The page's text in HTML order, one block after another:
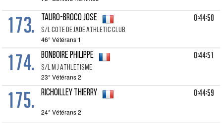
173. TAURO-BROCQ Jose
S/l Cote De Jade Athletic Club
0:44:50
46° Vétérans 1
174. BONBOIRE Philippe
S/l M J Athletisme
0:44:51
23° Vétérans 2
175. RICHOILLEY Thierry 0:44:59
24° Vétérans 2